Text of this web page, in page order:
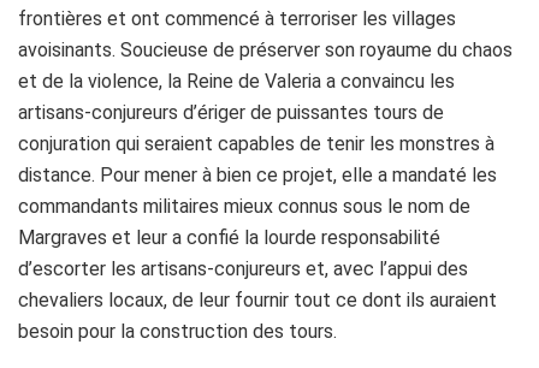
frontières et ont commencé à terroriser les villages
avoisinants. Soucieuse de préserver son royaume du chaos
et de la violence, la Reine de Valeria a convaincu les
artisans-conjureurs d’ériger de puissantes tours de
conjuration qui seraient capables de tenir les monstres à
distance. Pour mener à bien ce projet, elle a mandaté les
commandants militaires mieux connus sous le nom de
Margraves et leur a confié la lourde responsabilité
d’escorter les artisans-conjureurs et, avec l’appui des
chevaliers locaux, de leur fournir tout ce dont ils auraient
besoin pour la construction des tours.